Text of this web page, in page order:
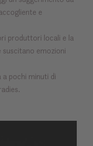
e
produttori locali e la
suscitano emozioni
pochi minuti di